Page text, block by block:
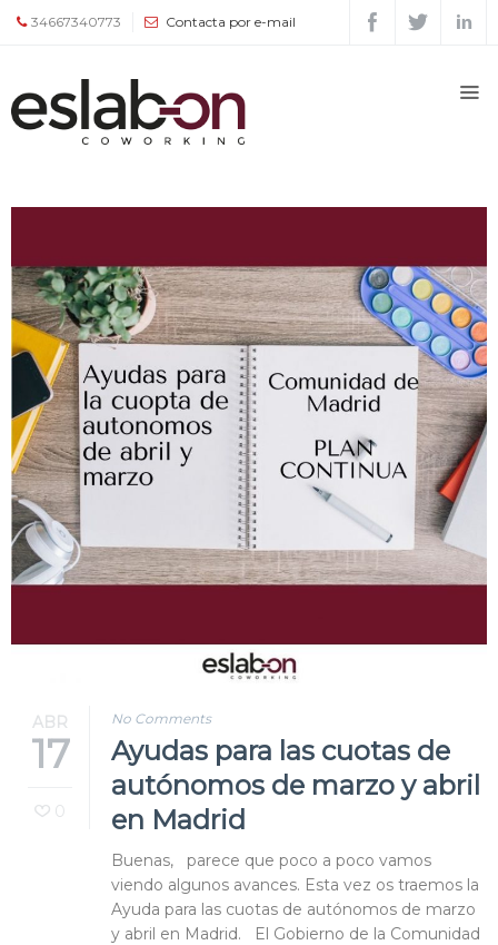
34667340773 Contacta por e-mail
ABR
17
0
No Comments
Ayudas para las cuotas de
autónomos de marzo y abril
en Madrid
Buenas, parece que poco a poco vamos
viendo algunos avances. Esta vez os traemos la
Ayuda para las cuotas de autónomos de marzo
y abril en Madrid. El Gobierno de la Comunidad
Quiénes
somos
Tarifas
y
servicios
Agenda
Blog
Contacto